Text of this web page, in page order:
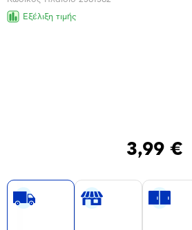
χαρακτηριστικά
Εξέλιξη τιμής
3,99 €